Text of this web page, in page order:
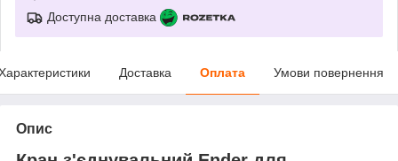
Доступна доставка
Доставка Оплата Умови повернення
Опис